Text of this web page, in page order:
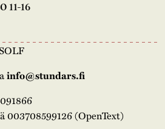
11-16
info@stundars.fi
(OpenText)